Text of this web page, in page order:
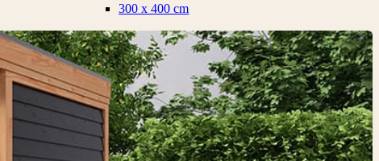
300 x 400 cm